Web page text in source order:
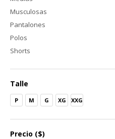
Musculosas
Pantalones
Polos
Shorts
Talle
P M G XG XXG
Precio ($)